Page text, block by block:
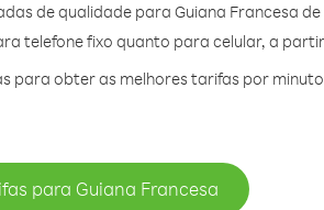
de qualidade para Guiana Francesa
telefone fixo quanto para celular, a
para obter as melhores tarifas por
para Guiana Francesa